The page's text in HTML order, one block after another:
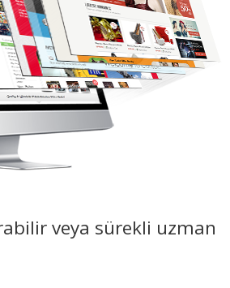
veya sürekli uzman